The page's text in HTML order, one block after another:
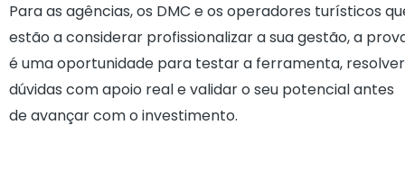
Para as agências, os DMC e os operadores turísticos
estão a considerar profissionalizar a sua gestão, a
é uma oportunidade para testar a ferramenta, resolver
dúvidas com apoio real e validar o seu potencial antes
de avançar com o investimento.